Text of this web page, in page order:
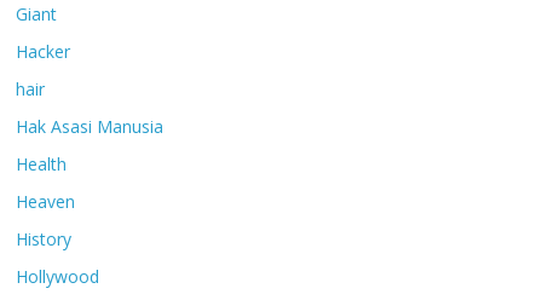
Giant
Hacker
hair
Hak Asasi Manusia
Health
Heaven
History
Hollywood